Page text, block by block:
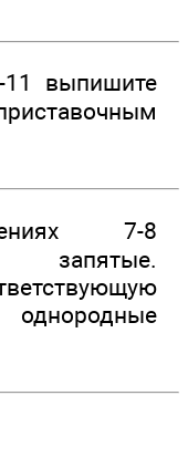
выпишите
7-8
запятые.
однородные